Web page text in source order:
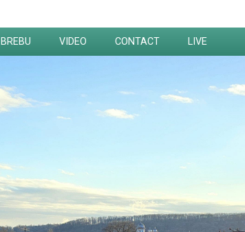
VIDEO CONTACT LIVE